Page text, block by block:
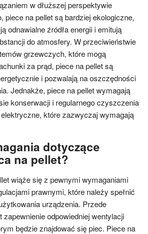
w dłuższej perspektywie
piece na pellet są bardziej ekologiczne,
odnawialne źródła energii i emitują
do atmosfery. W przeciwieństwie
grzewczych, które mogą
za prąd, piece na pellet są
i pozwalają na oszczędności
Jednakże, piece na pellet wymagają
konserwacji i regularnego czyszczenia
które zazwyczaj wymagają
dotyczące
na pellet?
wiąże się z pewnymi wymaganiami
prawnymi, które należy spełnić
urządzenia. Przede
odpowiedniej wentylacji
będzie znajdować się piec. Piece na